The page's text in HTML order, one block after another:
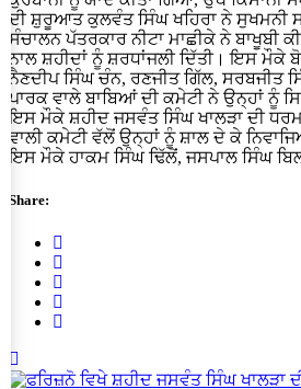
ਦੀ ਸ਼ੁਰੂਆਤ ਕੁਲਵੰਤ ਸਿੰਘ ਖਹਿਰਾ ਨੇ
ਸੰਚਾਲਨ ਪੱਤਰਕਾਰ ਨੀਟਾ ਮਾਛੀਕੇ ਨੇ
ਨਾਲ ਸ਼ਹੀਦਾਂ ਨੂੰ ਸ਼ਰਧਾਂਜਲੀ ਦਿੱਤੀ। ਇਸ ਮੌਕੇ
ਨੈਣਦੀਪ ਸਿੰਘ ਚੰਨ, ਰਣਜੀਤ ਗਿੱਲ, ਸਰਬਜੀਤ
ਪਾਰਕ ਵਾਲੇ ਬਾਬਿਆਂ ਦੀ ਕਮੇਟੀ ਨੇ ਉਨ੍ਹਾਂ ਨੂੰ
ਇਸ ਮੌਕੇ ਸ਼ਹੀਦ ਜਸਵੰਤ ਸਿੰਘ ਖਾਲੜਾ ਦੀ
ਵਾਲੀ ਕਮੇਟੀ ਵੱਲੋਂ ਉਨ੍ਹਾਂ ਨੂੰ ਸ਼ਾਲ ਦੇ ਕੇ
ਇਸ ਮੌਕੇ ਹਾਕਮ ਸਿੰਘ ਢਿੱਲੋਂ, ਜਸਪਾਲ ਸਿੰਘ
Share: